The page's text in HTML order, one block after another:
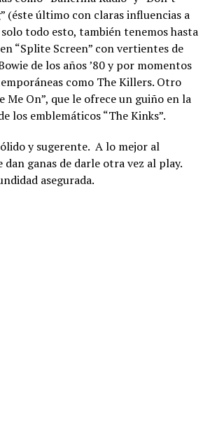
(éste último con claras influencias a
todo esto, también tenemos hasta
“Splite Screen” con vertientes de
de los años ’80 y por momentos
como The Killers. Otro
Me On”, que le ofrece un guiño en la
los emblemáticos “The Kinks”.
y sugerente. A lo mejor al
ganas de darle otra vez al play.
asegurada.